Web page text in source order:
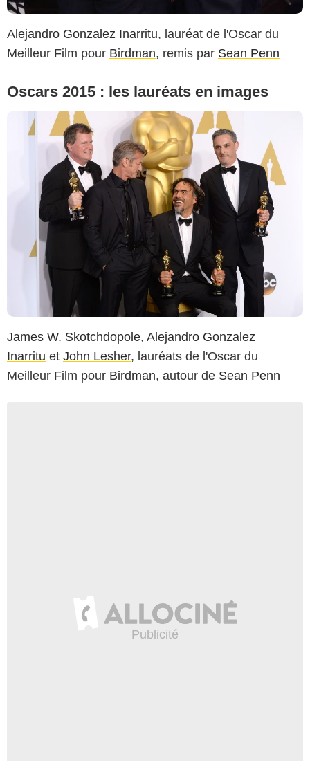
Alejandro Gonzalez Inarritu, lauréat de l'Oscar du
Meilleur Film pour Birdman, remis par Sean Penn
Oscars 2015 : les lauréats en images
James W. Skotchdopole, Alejandro Gonzalez
Inarritu et John Lesher, lauréats de l'Oscar du
Meilleur Film pour Birdman, autour de Sean Penn